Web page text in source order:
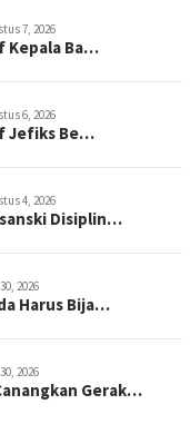
7, 2026
Kepala Ba…
6, 2026
Jefiks Be…
4, 2026
Disiplin…
2026
Harus Bija…
2026
Gerak…